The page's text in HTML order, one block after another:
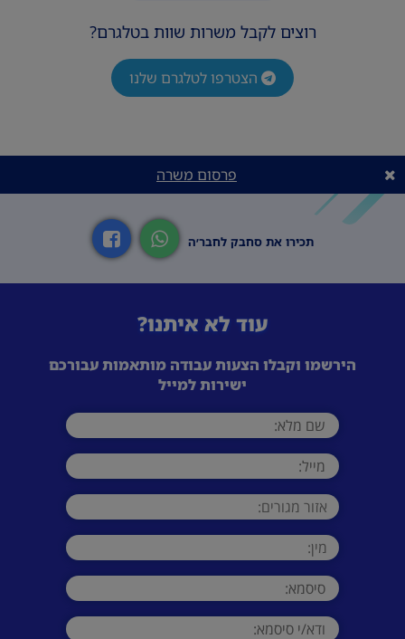
דרישות המשרה
✨יכולת התמודדות טובה במצבי לחץ ויכולת הנעת
עובדים. ✨רמה אישית גבוהה, כושר ביטוי מעולה
רוצים לקבל משרות שוות בטלגרם?
הצטרפו לטלגרם שלנו
פרסום משרה
תכירו את סחבק לחבר׳ה
עוד לא איתנו?
הירשמו וקבלו הצעות עבודה מותאמות עבורכם
ישירות למייל